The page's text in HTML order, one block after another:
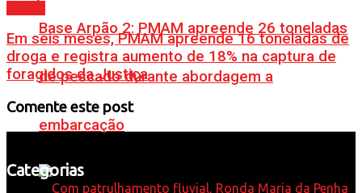
Base Arpão 2: PMAM apreende 26 toneladas
de pescado durante abordagem a
embarcação
Em seis meses, PMAM apreende 16 toneladas de
droga e registra aumento de 18% na captura de
foragidos da Justiça
Comente este post
Categorias